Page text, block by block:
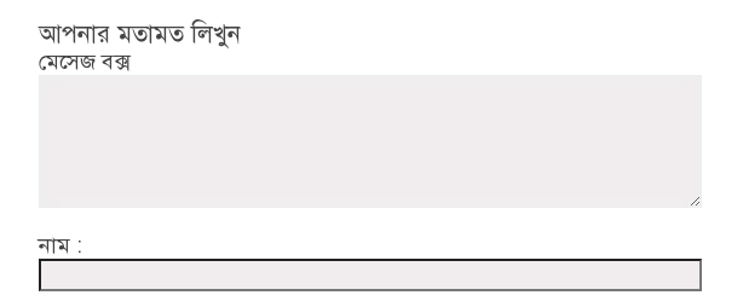
আপনার মতামত লিখুন
মেসেজ বক্স
নাম :